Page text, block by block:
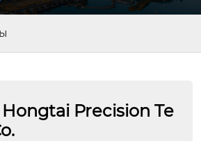
Precision Te